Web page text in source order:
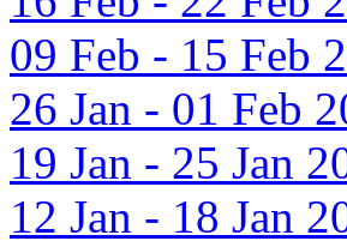
09 Feb - 15 Feb
26 Jan - 01 Feb
19 Jan - 25 Jan
12 Jan - 18 Jan